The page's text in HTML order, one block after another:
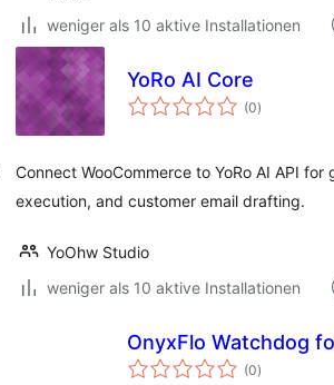
weniger als 10 aktive Installationen
YoRo AI Core
(0Bewertungen
insgesamt
)
Connect WooCommerce to YoRo AI API
execution, and customer email drafting.
YoOhw Studio
weniger als 10 aktive Installationen
OnyxFlo Watchdog
(0Bewertungen
insgesamt
)